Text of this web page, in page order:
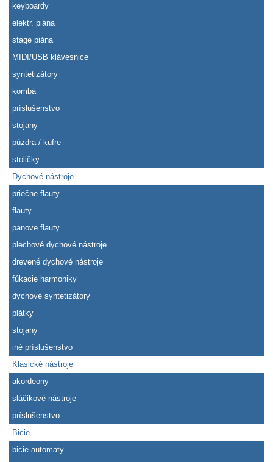
keyboardy
elektr. piána
stage piána
MIDI/USB klávesnice
syntetizátory
kombá
príslušenstvo
stojany
púzdra / kufre
stoličky
Dychové nástroje
priečne flauty
flauty
panove flauty
plechové dychové nástroje
drevené dychové nástroje
fúkacie harmoniky
dychové syntetizátory
plátky
stojany
iné príslušenstvo
Klasické nástroje
akordeony
sláčikové nástroje
príslušenstvo
Bicie
bicie automaty